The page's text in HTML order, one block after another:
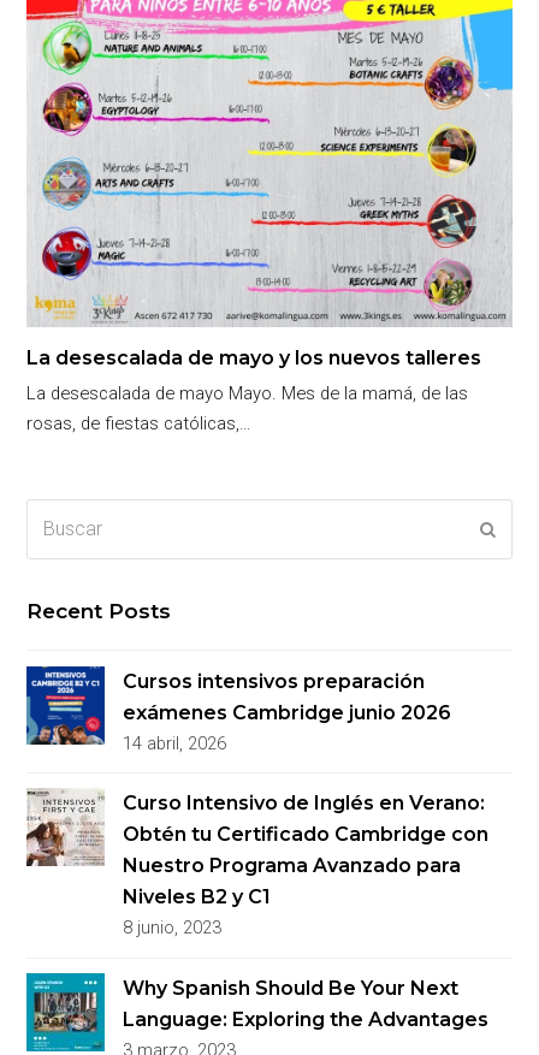
La desescalada de mayo y los nuevos talleres
La desescalada de mayo Mayo. Mes de la mamá, de las
rosas, de fiestas católicas,…
Recent Posts
Cursos intensivos preparación
exámenes Cambridge junio 2026
14 abril, 2026
Curso Intensivo de Inglés en Verano:
Obtén tu Certificado Cambridge con
Nuestro Programa Avanzado para
Niveles B2 y C1
8 junio, 2023
Why Spanish Should Be Your Next
Language: Exploring the Advantages
3 marzo, 2023